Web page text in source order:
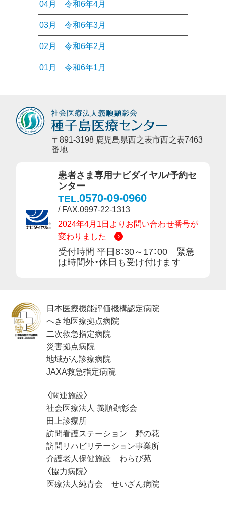
04月 令和6年4月
03月 令和6年3月
02月 令和6年2月
01月 令和6年1月
〒891-3198 鹿児島県西之表市西之表7463
番地
患者さま専用ナビダイヤル/予約セ
ンター
TEL.0570-09-0960
/ FAX.0997-22-1313
2024年4月1日よりお問い合わせ番号が
変わりました
受付時間 平日8：30～17：00 緊急
は時間外・休日も受け付けます
日本医療機能評価機構認定病院
へき地医療拠点病院
二次救急指定病院
災害拠点病院
地域がん診療病院
JAXA救急指定病院
〈関連施設〉
社会医療法人 義順顕彰会
田上診療所
訪問看護ステーション 野の花
訪問リハビリテーション事業所
介護老人保健施設 わらび苑
〈協力病院〉
医療法人純青会 せいざん病院